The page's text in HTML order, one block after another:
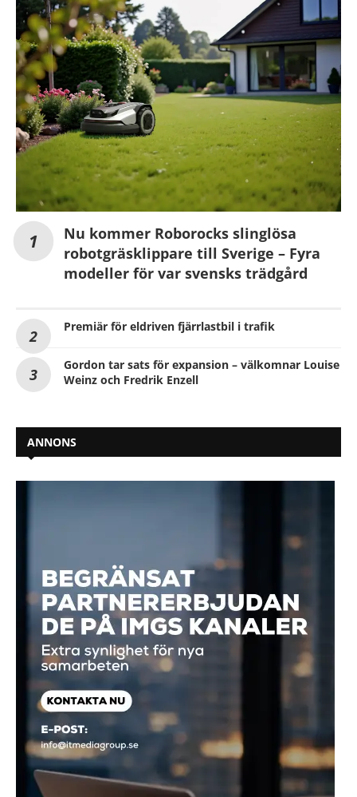
Nu kommer Roborocks slinglösa
robotgräsklippare till Sverige – Fyra
modeller för var svensks trädgård
Premiär för eldriven fjärrlastbil i trafik
Gordon tar sats för expansion – välkomnar Louise
Weinz och Fredrik Enzell
ANNONS